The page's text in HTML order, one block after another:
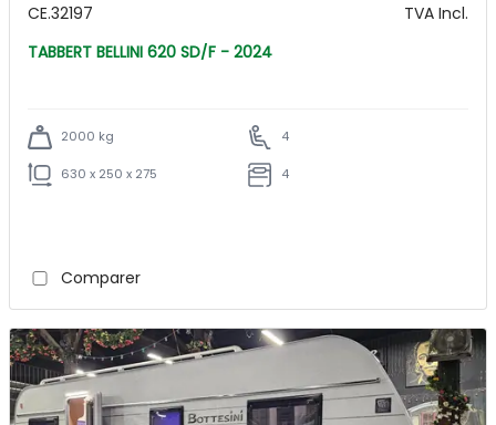
CE.32197
TVA Incl.
TABBERT BELLINI 620 SD/F - 2024
2000 kg 4
630 x 250 x 275 4
Comparer